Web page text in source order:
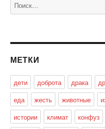
МЕТКИ
дети доброта драка
еда
жесть животные
истории
климат конфуз